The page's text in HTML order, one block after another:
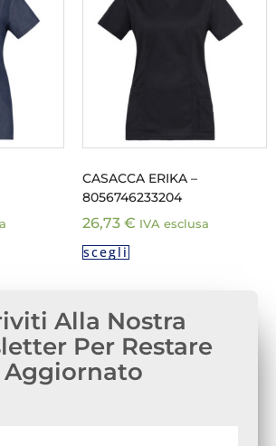
CASACCA ERIKA –
8056746233204
26,73 € IVA esclusa
scegli
Alla Nostra
Per Restare
Aggiornato